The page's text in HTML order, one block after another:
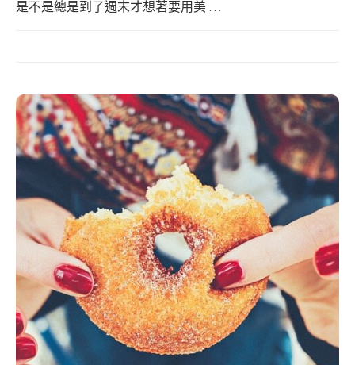
是不是總是到了週末才想著要用美 …